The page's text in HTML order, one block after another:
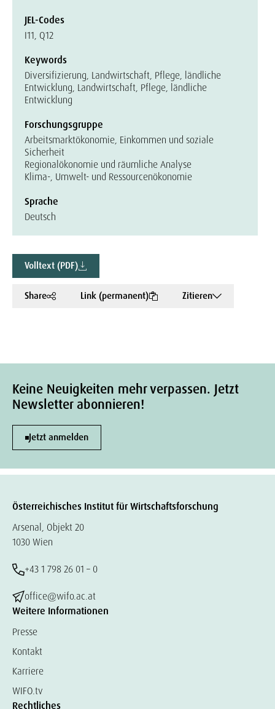
JEL-Codes
I11, Q12
Keywords
Diversifizierung, Landwirtschaft, Pflege, ländliche
Entwicklung, Landwirtschaft, Pflege, ländliche
Entwicklung
Forschungsgruppe
Arbeitsmarktökonomie, Einkommen und soziale
Sicherheit
Regionalökonomie und räumliche Analyse
Klima-, Umwelt- und Ressourcenökonomie
Sprache
Deutsch
Volltext (PDF)
Share Link (permanent) Zitieren
Keine Neuigkeiten mehr verpassen. Jetzt
Newsletter abonnieren!
Jetzt anmelden
Österreichisches Institut für Wirtschaftsforschung
Arsenal, Objekt 20
1030 Wien
+43 1 798 26 01 – 0
office@wifo.ac.at
Weitere Informationen
Presse
Kontakt
Karriere
WIFO.tv
Rechtliches